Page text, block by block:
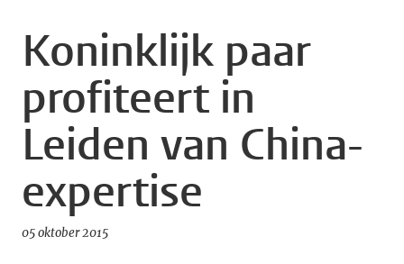
Koninklijk paar
profiteert in
Leiden van China-
expertise
05 oktober 2015